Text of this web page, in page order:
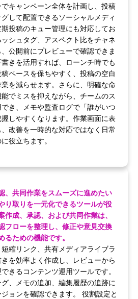
キャンペーン全体を計画し、投稿
して配置できるソーシャルメディ
投稿のキュー管理にも対応してお
シュタグ、アスペクト比をチャネ
公開前にプレビューで確認できま
きを活用すれば、ローンチ時でも
ペースを保ちやすく、投稿の空白
を減らせます。さらに、明確な命
でミスを抑えながら、チームのス
き、メモや監査ログで「誰がいつ
しやすくなります。作業画面に表
改善を一時的な対応ではなく日常
役立ちます。
、共同作業をスムーズに進めたい
り取りを一元化できるツールが役
作成、承認、および共同作業は、
フローを整理し、修正や意見交換
るための機能です。
縮リンク、共有メディアライブラ
を効率よく作成し、レビューから
きるコンテンツ運用ツールです。
、メモの追加、編集履歴の追跡に
ョンを確認できます。 役割設定と